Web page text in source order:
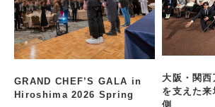
GRAND CHEF’S GALA in
Hiroshima 2026 Spring
大阪・関
を支えた
側